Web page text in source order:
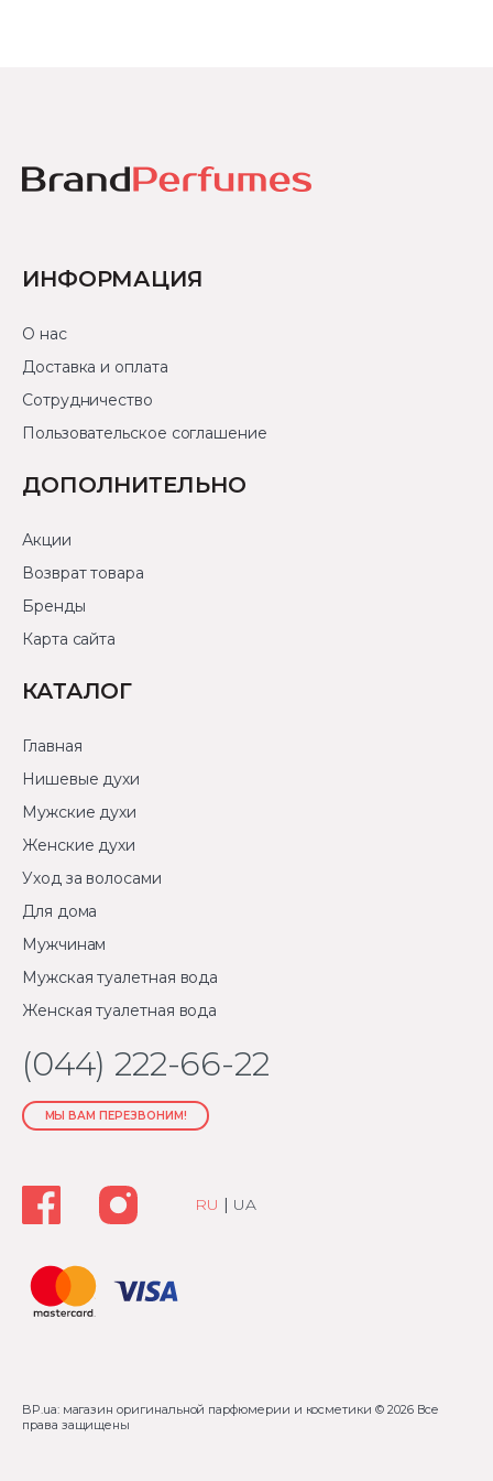
ИНФОРМАЦИЯ
О нас
Доставка и оплата
Сотрудничество
Пользовательское соглашение
ДОПОЛНИТЕЛЬНО
Акции
Возврат товара
Бренды
Карта сайта
КАТАЛОГ
Главная
Нишевые духи
Мужские духи
Женские духи
Уход за волосами
Для дома
Мужчинам
Мужская туалетная вода
Женская туалетная вода
(044) 222-66-22
МЫ ВАМ ПЕРЕЗВОНИМ!
RU | UA
BP.ua: магазин оригинальной парфюмерии и косметики © 2026 Все
права защищены